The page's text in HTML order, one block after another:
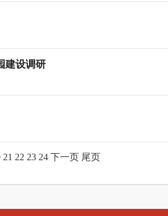
建设调研
21 22 23 24 下一页 尾页